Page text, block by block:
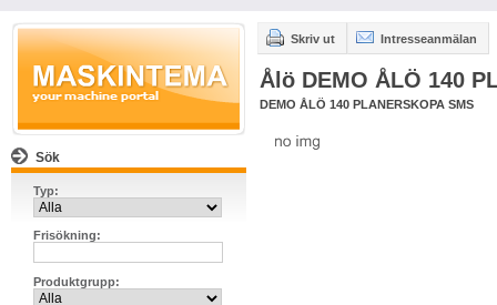
Sök
Typ:
Frisökning:
Produktgrupp:
Skriv ut Intresseanmälan
Ålö DEMO ÅLÖ 140
DEMO ÅLÖ 140 PLANERSKOPA SMS